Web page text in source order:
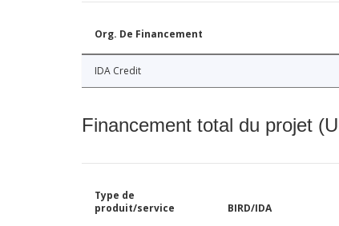
Org. De Financement
IDA Credit
Financement total du projet
Type de
produit/service
BIRD/IDA